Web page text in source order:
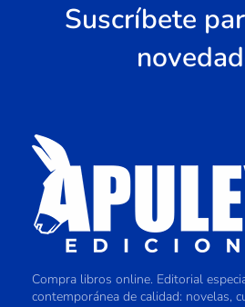
Suscríbete
Compra libros online. Editorial
contemporánea de calidad: novelas,